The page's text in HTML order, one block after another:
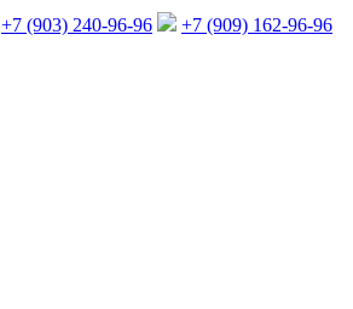
+7 (903) 240-96-96 +7 (909) 162-96-96